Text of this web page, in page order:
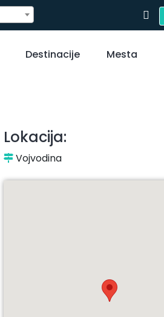
Destinacije Mesta
Lokacija:
Vojvodina